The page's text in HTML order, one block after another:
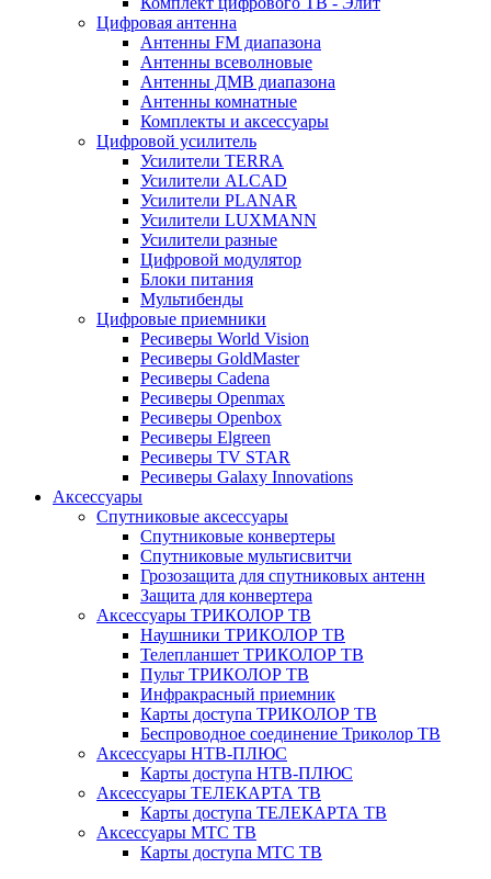
Цифровая антенна
Антенны FM диапазона
Антенны всеволновые
Антенны ДМВ диапазона
Антенны комнатные
Комплекты и аксессуары
Цифровой усилитель
Усилители TERRA
Усилители ALCAD
Усилители PLANAR
Усилители LUXMANN
Усилители разные
Цифровой модулятор
Блоки питания
Мультибенды
Цифровые приемники
Ресиверы World Vision
Ресиверы GoldMaster
Ресиверы Cadena
Ресиверы Openmax
Ресиверы Openbox
Ресиверы Elgreen
Ресиверы TV STAR
Ресиверы Galaxy Innovations
Аксессуары
Спутниковые аксессуары
Спутниковые конвертеры
Спутниковые мультисвитчи
Грозозащита для спутниковых антенн
Защита для конвертера
Аксессуары ТРИКОЛОР ТВ
Наушники ТРИКОЛОР ТВ
Телепланшет ТРИКОЛОР ТВ
Пульт ТРИКОЛОР ТВ
Инфракрасный приемник
Карты доступа ТРИКОЛОР ТВ
Беспроводное соединение Триколор ТВ
Аксессуары НТВ-ПЛЮС
Карты доступа НТВ-ПЛЮС
Аксессуары ТЕЛЕКАРТА ТВ
Карты доступа ТЕЛЕКАРТА ТВ
Аксессуары МТС ТВ
Карты доступа МТС ТВ